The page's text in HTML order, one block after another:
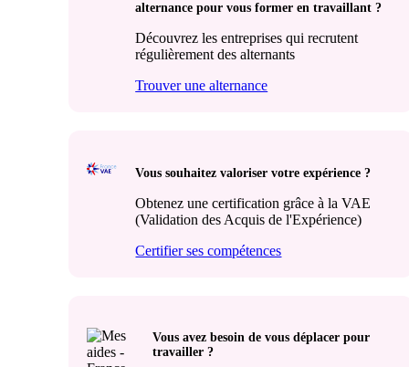
alternance pour vous former en travaillant ?
Découvrez les entreprises qui recrutent
régulièrement des alternants
Trouver une alternance
Vous souhaitez valoriser votre expérience ?
Obtenez une certification grâce à la VAE
(Validation des Acquis de l'Expérience)
Certifier ses compétences
Vous avez besoin de vous déplacer pour
travailler ?